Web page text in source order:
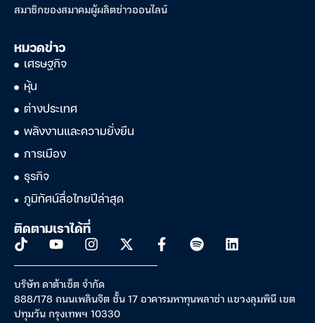
สมาชิกของสมาคมผู้ผลิตข่าวออนไลน์
หมวดข่าว
เศรษฐกิจ
หุ้น
ต่างประเทศ
พลังงานและความยั่งยืน
การเมือง
ธุรกิจ
ภูมิทัศน์สื่อไทยปีล่าสุด
ติดตามเราได้ที่
บริษัท ดาต้าเซ็ต จำกัด
888/178 ถนนเพลินจิต ชั้น 17 อาคารมหาทุนพลาซ่า แขวงลุมพินี เขต
ปทุมวัน กรุงเทพฯ 10330